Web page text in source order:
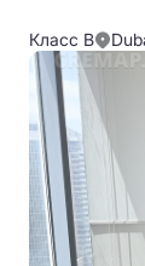
Класс B